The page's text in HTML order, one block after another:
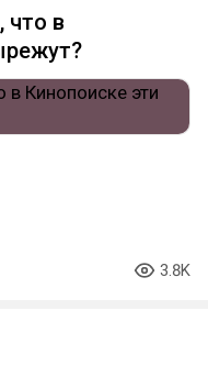
что в
3.8K